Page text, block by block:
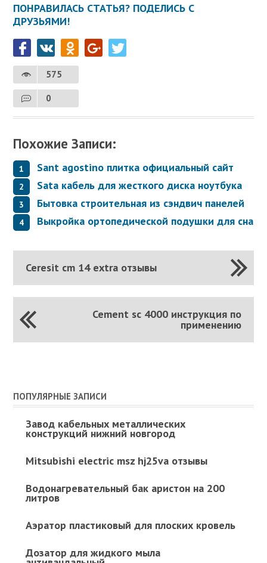
ПОНРАВИЛАСЬ СТАТЬЯ? ПОДЕЛИСЬ С
ДРУЗЬЯМИ!
575
0
Похожие Записи:
Sant agostino плитка официальный сайт
Sata кабель для жесткого диска ноутбука
Бытовка строительная из сэндвич панелей
Выкройка ортопедической подушки для сна
Ceresit cm 14 extra отзывы
Cement sc 4000 инструкция по
применению
ПОПУЛЯРНЫЕ ЗАПИСИ
Завод кабельных металлических
конструкций нижний новгород
Mitsubishi electric msz hj25va отзывы
Водонагревательный бак аристон на 200
литров
Аэратор пластиковый для плоских кровель
Дозатор для жидкого мыла